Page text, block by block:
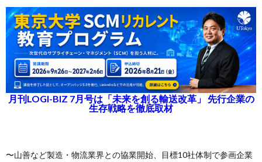
月刊LOGI-BIZ 7月号は「未来を創る輸送改革」 先行企業の
生存戦略を徹底取材
〜山善など製造・物流業界との協業開始、目標10社体制で参画企業